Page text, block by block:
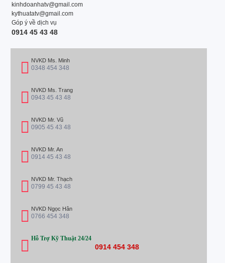
kinhdoanhatv@gmail.com
kythuatatv@gmail.com
Góp ý về dịch vụ
0914 45 43 48
NVKD Ms. Minh
0348 454 348
NVKD Ms. Trang
0943 45 43 48
NVKD Mr. Vũ
0905 45 43 48
NVKD Mr. An
0914 45 43 48
NVKD Mr. Thạch
0799 45 43 48
NVKD Ngọc Hân
0766 454 348
Hỗ Trợ Kỹ Thuật 24/24
0914 454 348